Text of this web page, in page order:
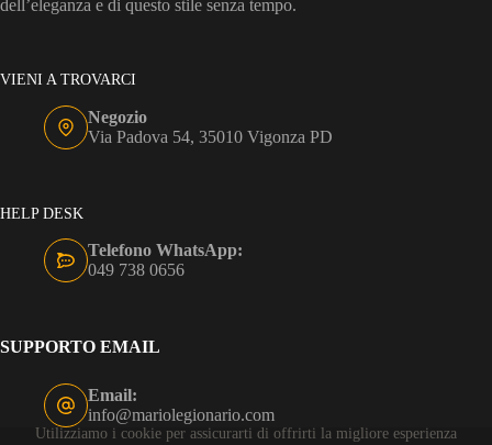
Utilizziamo i cookie per assicurarti di offrirti la migliore esperienza
dell’eleganza e di questo stile senza tempo.
VIENI A TROVARCI
Negozio
Via Padova 54, 35010 Vigonza PD
HELP DESK
Telefono WhatsApp:
049 738 0656
SUPPORTO EMAIL
Email:
info@mariolegionario.com